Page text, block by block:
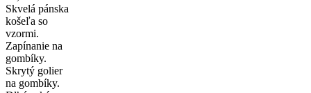
Skvelá pánska
košeľa so
vzormi.
Zapínanie na
gombíky.
Skrytý golier
na gombíky.